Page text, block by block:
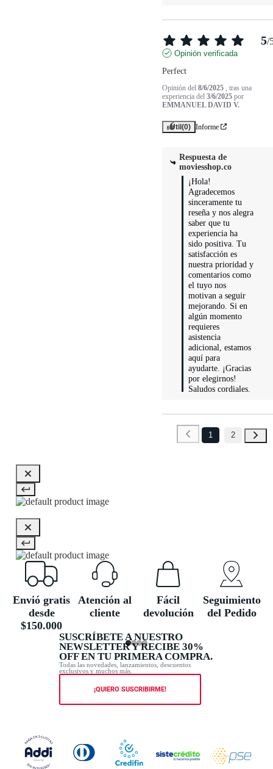
5/
Opinión verificada
Perfect
Opinión del8/6/2025
, tras una
experiencia del3/6/2025 por
EMMANUEL DAVID V.
Útil(0) Informe
Respuesta de
moviesshop.co
¡Hola!
Agradecemos
sinceramente tu
reseña y nos alegra
saber que tu
experiencia ha
sido positiva. Tu
satisfacción es
nuestra prioridad y
comentarios como
el tuyo nos
motivan a seguir
mejorando. Si en
algún momento
requieres
asistencia
adicional, estamos
aquí para
ayudarte. ¡Gracias
por elegirnos!
Saludos cordiales.
1 2
Envió gratis
desde
$150.000
Atención al
cliente
Fácil
devolución
Seguimiento
del Pedido
SUSCRÍBETE A NUESTRO
NEWSLETTER Y RECIBE 30%
OFF EN TU PRIMERA COMPRA.
Todas las novedades, lanzamientos, descuentos
exclusivos y muchos más.
¡QUIERO SUSCRIBIRME!